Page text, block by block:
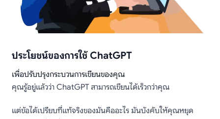
ประโยชน์ของการใช้ ChatGPT
เพื่อปรับปรุงกระบวนการเขียนของคุณ
คุณรู้อยู่แล้วว่า ChatGPT สามารถเขียนได้เร็วกว่าคุณ
แต่ข้อได้เปรียบที่แท้จริงของมันคืออะไร มันบังคับให้คุณหยุด